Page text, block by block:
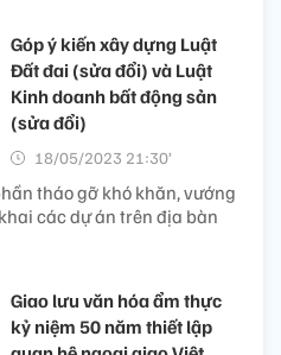
Góp ý kiến xây dựng Luật
Đất đai (sửa đổi) và Luật
Kinh doanh bất động sản
(sửa đổi)
18/05/2023 21:30’
tháo gỡ khó khăn, vướng
các dự án trên địa bàn
Giao lưu văn hóa ẩm thực
kỷ niệm 50 năm thiết lập